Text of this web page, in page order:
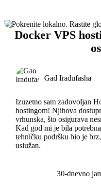
Docker VPS
Gad Iradufasha
Izuzetno sam zadovoljan
hostingom! Njihova
vrhunska, što osigurava
Kad god mi je bila
tehničku podršku bio je
uslužan.
30-dnevno